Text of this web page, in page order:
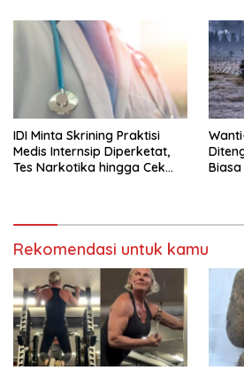
IDI Minta Skrining Praktisi
Medis Internsip Diperketat,
Tes Narkotika hingga Cek
Biasa
Rekomendasi untuk kamu